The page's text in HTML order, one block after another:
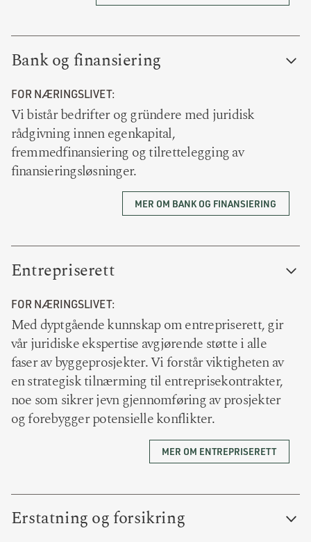
Bank og finansiering
FOR NÆRINGSLIVET:
Vi bistår bedrifter og gründere med juridisk
rådgivning innen egenkapital,
fremmedfinansiering og tilrettelegging av
finansieringsløsninger.
MER OM BANK OG FINANSIERING
Entrepriserett
FOR NÆRINGSLIVET:
Med dyptgående kunnskap om entrepriserett, gir
vår juridiske ekspertise avgjørende støtte i alle
faser av byggeprosjekter. Vi forstår viktigheten av
en strategisk tilnærming til entreprisekontrakter,
noe som sikrer jevn gjennomføring av prosjekter
og forebygger potensielle konflikter.
MER OM ENTREPRISERETT
Erstatning og forsikring